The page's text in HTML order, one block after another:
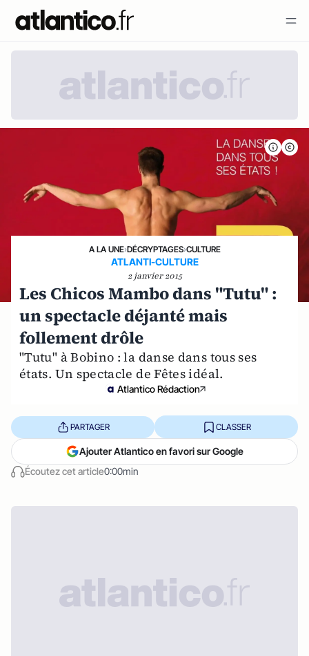
A LA UNE›DÉCRYPTAGES›CULTURE
ATLANTI-CULTURE
2 janvier 2015
Les Chicos Mambo dans "Tutu" :
un spectacle déjanté mais
follement drôle
"Tutu" à Bobino : la danse dans tous ses
états. Un spectacle de Fêtes idéal.
Atlantico Rédaction
Écoutez cet article0:00min
PARTAGER CLASSER
Ajouter Atlantico en favori sur Google